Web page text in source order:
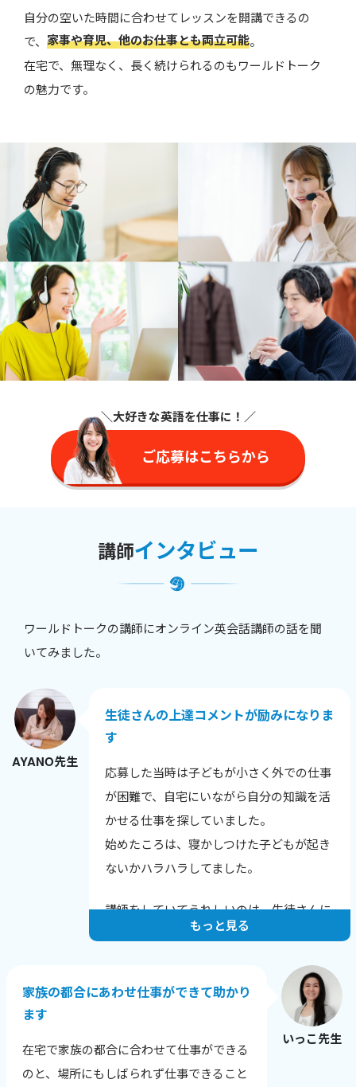
自分の空いた時間に合わせてレッスンを開講できるの
で、 家事や育児、他のお仕事とも両立可能。
在宅で、無理なく、長く続けられるのもワールドトーク
の魅力です。
＼大好きな英語を仕事に ！／
ご応募はこちらから
講師インタビュー
ワールドトークの講師にオンライン英会話講師の話を聞
いてみました。
AYANO先生
生徒さんの上達コメントが励みになりま
す
応募した当時は子どもが小さく外での仕事
が困難で、自宅にいながら自分の知識を活
かせる仕事を探していました。
始めたころは、寝かしつけた子どもが起き
ないかハラハラしてました。
講師をしていてうれしいのは、生徒さんに
上達のコメントをいただいたときです。
「発音が上達し英語が聞きやすくなった
と、他の英会話スクールでほめられまし
た！」
「長文読解の秘伝ルールを伝授いただいた
もっと見る
いっこ先生
家族の都合にあわせ仕事ができて助かり
ます
在宅で家族の都合に合わせて仕事ができる
のと、場所にもしばられず仕事できること